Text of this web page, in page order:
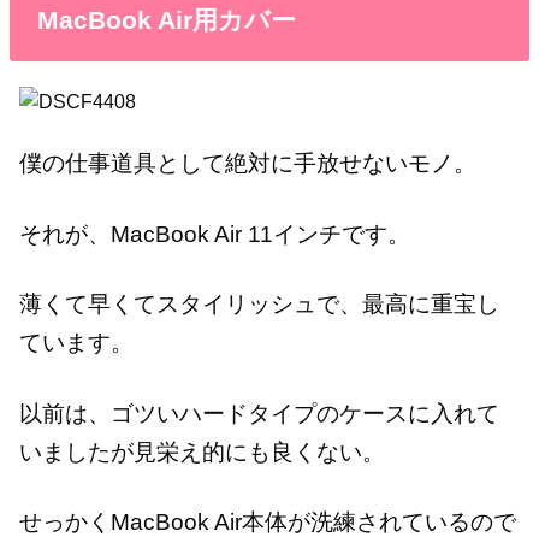
MacBook Air用カバー
僕の仕事道具として絶対に手放せないモノ。
それが、MacBook Air 11インチです。
薄くて早くてスタイリッシュで、最高に重宝し
ています。
以前は、ゴツいハードタイプのケースに入れて
いましたが見栄え的にも良くない。
せっかくMacBook Air本体が洗練されているので